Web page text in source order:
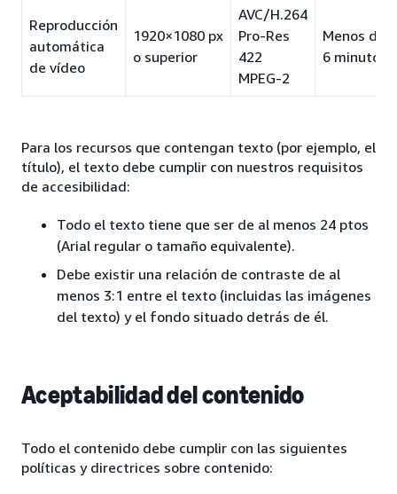
Reproducción
automática
de vídeo
1920×1080 px
o superior
AVC/H.264
Pro-Res
422
MPEG-2
Menos de
6 minutos
Para los recursos que contengan texto (por ejemplo, el
título), el texto debe cumplir con nuestros requisitos
de accesibilidad:
Todo el texto tiene que ser de al menos 24 ptos
(Arial regular o tamaño equivalente).
Debe existir una relación de contraste de al
menos 3:1 entre el texto (incluidas las imágenes
del texto) y el fondo situado detrás de él.
Aceptabilidad del contenido
Todo el contenido debe cumplir con las siguientes
políticas y directrices sobre contenido: